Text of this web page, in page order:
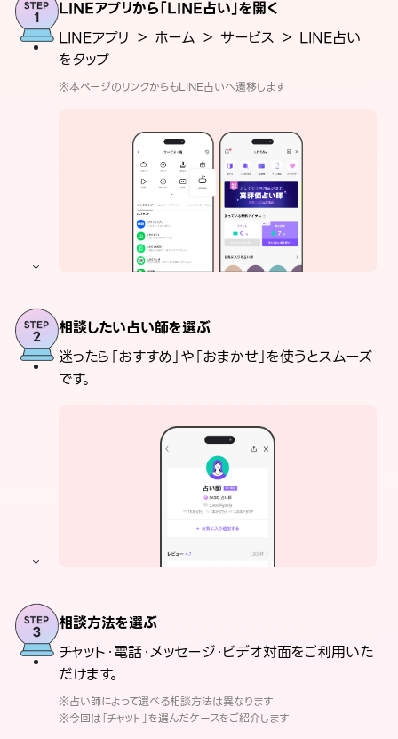
LINEアプリから「LINE占い」を開く
LINEアプリ ＞ ホーム ＞ サービス ＞ LINE占い
をタップ
※本ページのリンクからもLINE占いへ遷移します
相談したい占い師を選ぶ
迷ったら「おすすめ」や「おまかせ」を使うとスムーズ
です。
相談方法を選ぶ
チャット・電話・メッセージ・ビデオ対面をご利用いた
だけます。
※占い師によって選べる相談方法は異なります
※今回は「チャット」を選んだケースをご紹介します